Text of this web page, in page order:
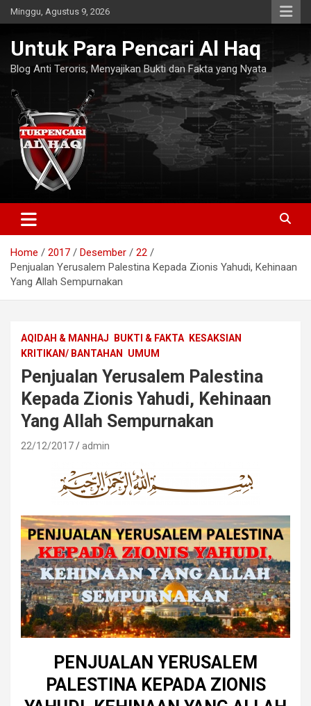
Skip
to
Minggu, Agustus 9, 2026
Untuk Para Pencari Al Haq
Blog Anti Teroris, Menyajikan Bukti dan Fakta yang Nyata
Home 2017 Desember
22
Penjualan Yerusalem Palestina Kepada Zionis Yahudi, Kehinaan
Yang Allah Sempurnakan
AQIDAH & MANHAJ BUKTI & FAKTA
KESAKSIAN
KRITIKAN/ BANTAHAN
UMUM
Penjualan Yerusalem Palestina
Kepada Zionis Yahudi, Kehinaan
Yang Allah Sempurnakan
22/12/2017 admin
PENJUALAN YERUSALEM
PALESTINA KEPADA ZIONIS